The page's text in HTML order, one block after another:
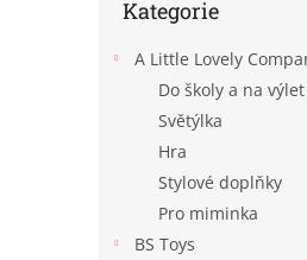
kategorie
Kategorie
A Little Lovely
Do školy a na výlet
Světýlka
Hra
Stylové doplňky
Pro miminka
BS Toys